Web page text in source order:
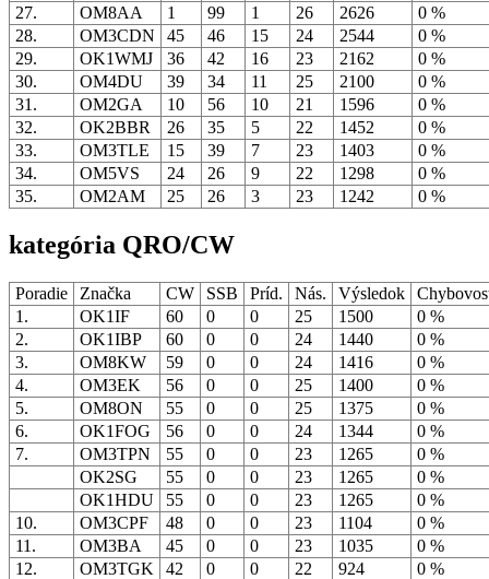
27.
OM8AA 1 99 1 26 2626
0 %
28.
OM3CDN 45 46 15 24 2544
0 %
29.
OK1WMJ 36 42 16 23 2162
0 %
30.
OM4DU 39 34 11 25 2100
0 %
31.
OM2GA 10 56 10 21 1596
0 %
32.
OK2BBR 26 35 5 22 1452
0 %
33.
OM3TLE 15 39 7 23 1403
0 %
34.
OM5VS 24 26 9 22 1298
0 %
35.
OM2AM 25 26 3 23 1242 0 %
kategória QRO/CW
Poradie Značka CW SSB Príd. Nás. Výsledok
1.
OK1IF 60 0 0 25 1500
0 %
2.
OK1IBP 60 0 0 24 1440
0 %
3.
OM8KW 59 0 0 24 1416
0 %
4.
OM3EK 56 0 0 25 1400
0 %
5.
OM8ON 55 0 0 25 1375
0 %
6.
OK1FOG 56 0 0 24 1344
0 %
7.
OM3TPN 55 0 0 23 1265
0 %
OK2SG
55 0 0 23 1265
0 %
OK1HDU
55 0 0 23 1265
0 %
10.
OM3CPF 48 0 0 23 1104
0 %
11.
OM3BA 45 0 0 23 1035
0 %
12.
OM3TGK 42 0 0 22 924 0 %